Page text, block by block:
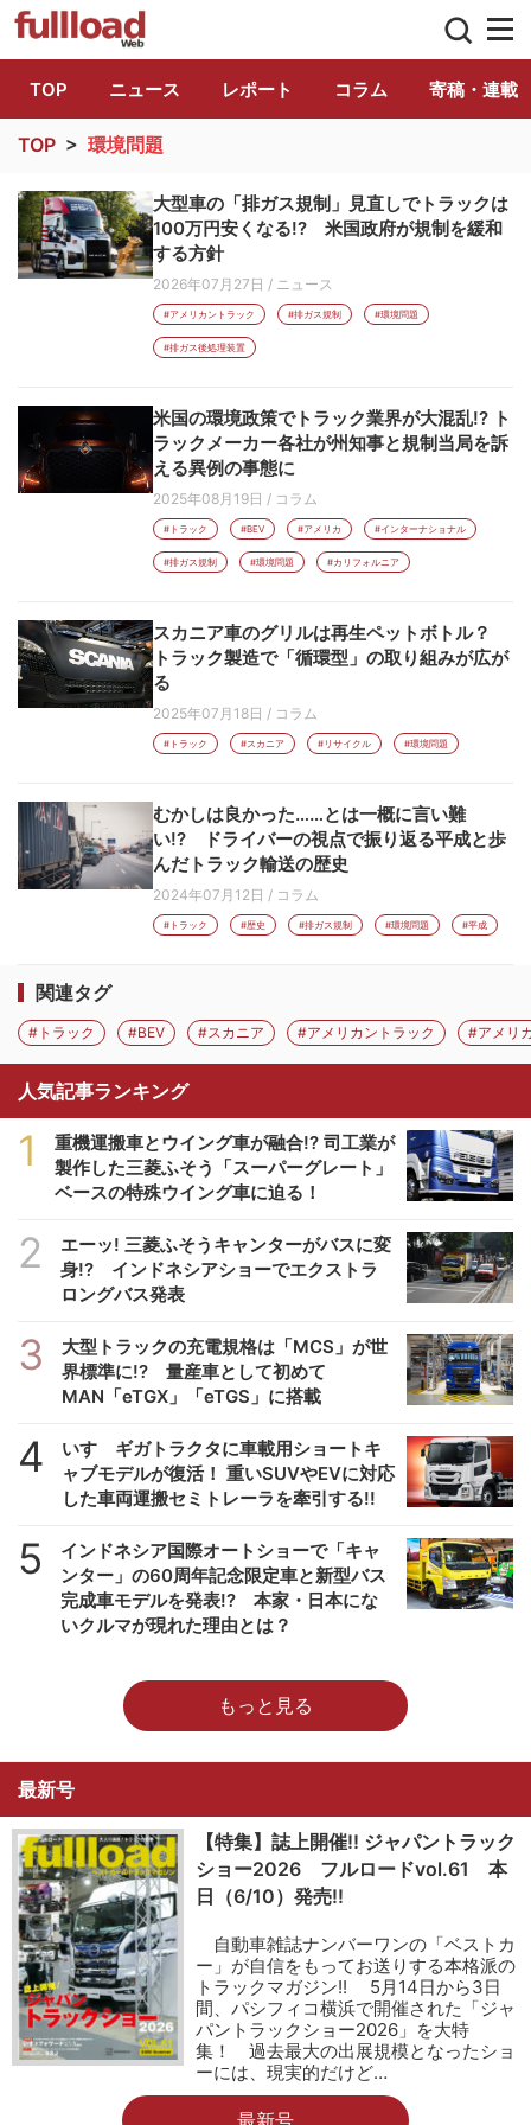
トラック総合情報誌「フルロード」公式
TOP ニュース レポート コラム 寄稿・連載
TOP > 環境問題
大型車の「排ガス規制」見直しでトラックは
100万円安くなる!? 米国政府が規制を緩和
する方針
2026年07月27日 / ニュース
#アメリカントラック #排ガス規制 #環境問題
#排ガス後処理装置
米国の環境政策でトラック業界が大混乱!? ト
ラックメーカー各社が州知事と規制当局を訴
える異例の事態に
2025年08月19日 / コラム
#トラック #BEV #アメリカ #インターナショナル
#排ガス規制 #環境問題 #カリフォルニア
スカニア車のグリルは再生ペットボトル？
トラック製造で「循環型」の取り組みが広が
る
2025年07月18日 / コラム
#トラック #スカニア #リサイクル #環境問題
むかしは良かった……とは一概に言い難
い!? ドライバーの視点で振り返る平成と歩
んだトラック輸送の歴史
2024年07月12日 / コラム
#トラック #歴史 #排ガス規制 #環境問題 #平成
関連タグ
#トラック #BEV #スカニア #アメリカントラック #アメリ
人気記事ランキング
1
重機運搬車とウイング車が融合!? 司工業が
製作した三菱ふそう「スーパーグレート」
ベースの特殊ウイング車に迫る！
2
エーッ! 三菱ふそうキャンターがバスに変
身!? インドネシアショーでエクストラ
ロングバス発表
3
大型トラックの充電規格は「MCS」が世
界標準に!? 量産車として初めて
MAN「eTGX」「eTGS」に搭載
4
いすゞギガトラクタに車載用ショートキ
ャブモデルが復活！ 重いSUVやEVに対応
した車両運搬セミトレーラを牽引する!!
5
インドネシア国際オートショーで「キャ
ンター」の60周年記念限定車と新型バス
完成車モデルを発表!? 本家・日本にな
いクルマが現れた理由とは？
もっと見る
最新号
【特集】誌上開催!! ジャパントラック
ショー2026 フルロードvol.61 本
日（6/10）発売!!
自動車雑誌ナンバーワンの「ベストカ
ー」が自信をもってお送りする本格派の
トラックマガジン!! 5月14日から3日
間、パシフィコ横浜で開催された「ジャ
パントラックショー2026」を大特
集！ 過去最大の出展規模となったショ
ーには、現実的だけど…
最新号